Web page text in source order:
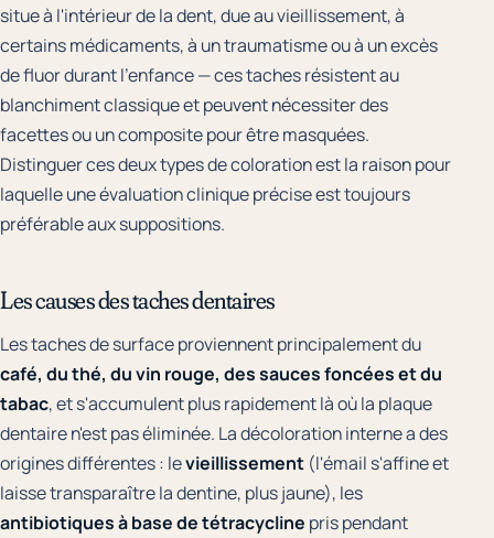
situe à l'intérieur de la dent, due au vieillissement, à
certains médicaments, à un traumatisme ou à un excès
de fluor durant l'enfance — ces taches résistent au
blanchiment classique et peuvent nécessiter des
facettes ou un composite pour être masquées.
Distinguer ces deux types de coloration est la raison pour
laquelle une évaluation clinique précise est toujours
préférable aux suppositions.
Les causes des taches dentaires
Les taches de surface proviennent principalement du
café, du thé, du vin rouge, des sauces foncées et du
tabac, et s'accumulent plus rapidement là où la plaque
dentaire n'est pas éliminée. La décoloration interne a des
origines différentes : levieillissement (l'émail s'affine et
laisse transparaître la dentine, plus jaune), les
antibiotiques à base de tétracycline pris pendant